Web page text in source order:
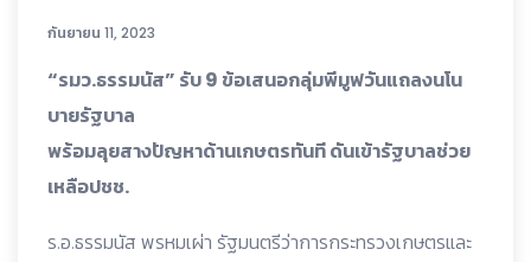
กันยายน 11, 2023
“รมว.ธรรมนัส” รับ 9 ข้อเสนอกลุ่มพีมูฟวันแถลงนโน
บายรัฐบาล
พร้อมลุยสางปัญหาด้านเกษตรทันที ดันเข้ารัฐบาลช่วย
เหลือปชช.
ร.อ.ธรรมนัส พรหมเผ่า รัฐมนตรีว่าการกระทรวงเกษตรและ